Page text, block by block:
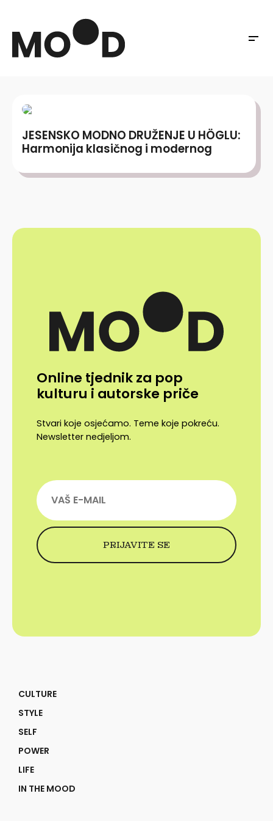
JESENSKO MODNO DRUŽENJE U HÖGLU:
Harmonija klasičnog i modernog
Online tjednik za pop
kulturu i autorske priče
Stvari koje osjećamo. Teme koje pokreću.
Newsletter nedjeljom.
CULTURE
STYLE
SELF
POWER
LIFE
IN THE MOOD